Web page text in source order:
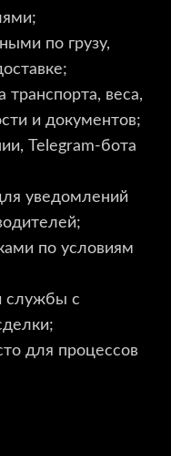
по грузу,
транспорта, веса,
и документов;
Telegram-бота
уведомлений
по условиям
службы с
для процессов